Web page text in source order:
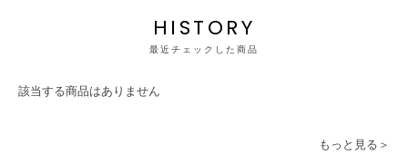
HISTORY
最近チェックした商品
該当する商品はありません
もっと見る＞